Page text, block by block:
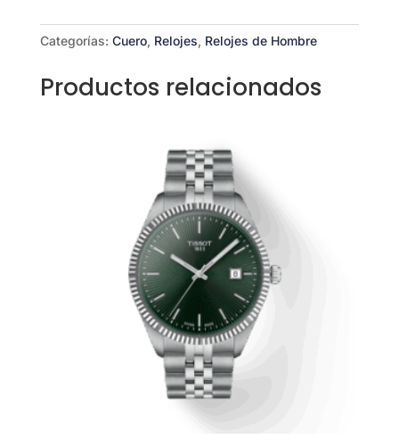
Categorías: Cuero, Relojes, Relojes de Hombre
Productos relacionados